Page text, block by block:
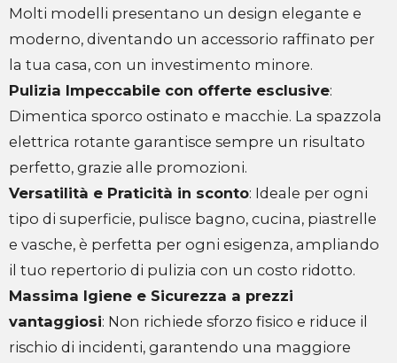
Molti modelli presentano un design elegante e
moderno, diventando un accessorio raffinato per
la tua casa, con un investimento minore.
Pulizia Impeccabile con offerte esclusive:
Dimentica sporco ostinato e macchie. La spazzola
elettrica rotante garantisce sempre un risultato
perfetto, grazie alle promozioni.
Versatilità e Praticità in sconto: Ideale per ogni
tipo di superficie, pulisce bagno, cucina, piastrelle
e vasche, è perfetta per ogni esigenza, ampliando
il tuo repertorio di pulizia con un costo ridotto.
Massima Igiene e Sicurezza a prezzi
vantaggiosi: Non richiede sforzo fisico e riduce il
rischio di incidenti, garantendo una maggiore